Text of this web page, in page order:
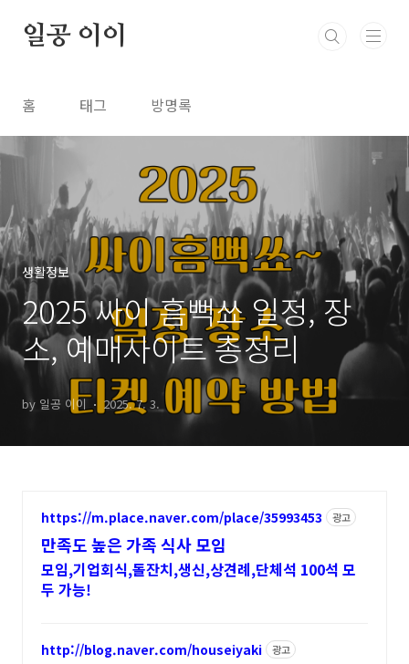
일공 이이
홈 태그 방명록
생활정보
2025 싸이 흠뻑쑈 일정, 장
소, 예매사이트 총정리
by 일공 이이 2025. 7. 3.
https://m.place.naver.com/place/35993453 광고
만족도 높은 가족 식사 모임
모임,기업회식,돌잔치,생신,상견례,단체석 100석 모
두 가능!
http://blog.naver.com/houseiyaki 광고